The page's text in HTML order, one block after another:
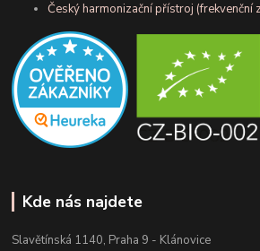
Český harmonizační přístroj (frekvenční
Kde nás najdete
Slavětínská 1140, Praha 9 - Klánovice